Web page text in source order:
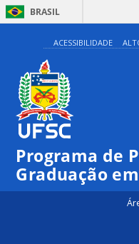
BRASIL
ACESSIBILIDADE
Programa de
Graduação